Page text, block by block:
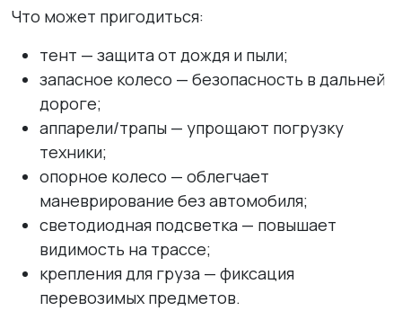
Что может пригодиться:
тент — защита от дождя и пыли;
запасное колесо — безопасность в дальней
дороге;
аппарели/трапы — упрощают погрузку
техники;
опорное колесо — облегчает
маневрирование без автомобиля;
светодиодная подсветка — повышает
видимость на трассе;
крепления для груза — фиксация
перевозимых предметов.